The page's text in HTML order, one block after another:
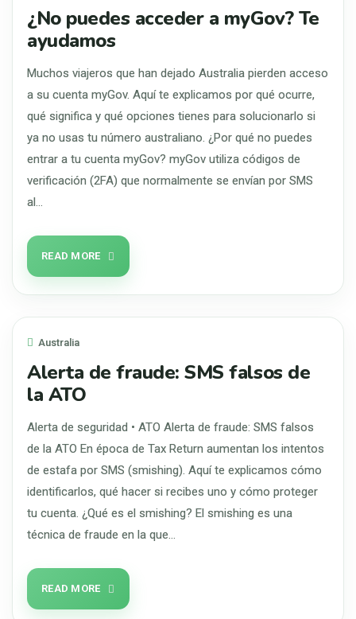
¿No puedes acceder a myGov? Te
ayudamos
Muchos viajeros que han dejado Australia pierden acceso
a su cuenta myGov. Aquí te explicamos por qué ocurre,
qué significa y qué opciones tienes para solucionarlo si
ya no usas tu número australiano. ¿Por qué no puedes
entrar a tu cuenta myGov? myGov utiliza códigos de
verificación (2FA) que normalmente se envían por SMS
al…
READ MORE
Australia
Alerta de fraude: SMS falsos de
la ATO
Alerta de seguridad • ATO Alerta de fraude: SMS falsos
de la ATO En época de Tax Return aumentan los intentos
de estafa por SMS (smishing). Aquí te explicamos cómo
identificarlos, qué hacer si recibes uno y cómo proteger
tu cuenta. ¿Qué es el smishing? El smishing es una
técnica de fraude en la que…
READ MORE